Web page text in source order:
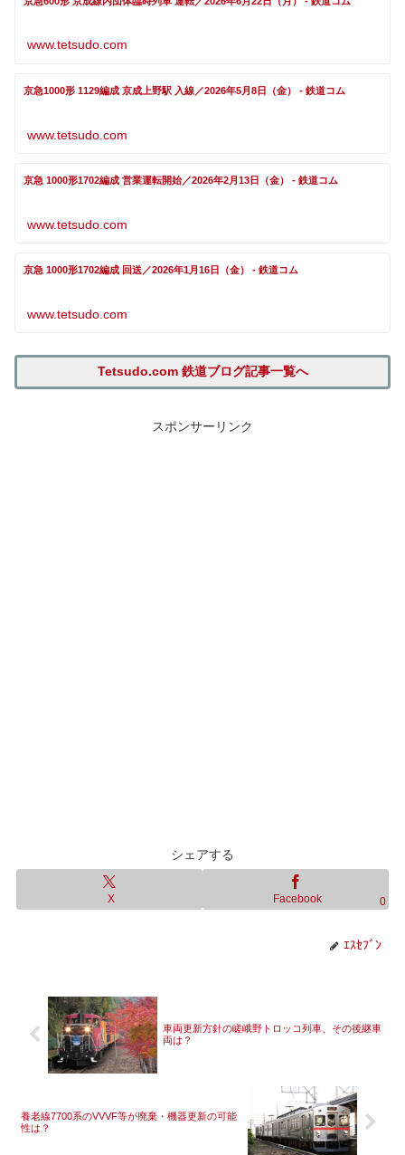
www.tetsudo.com
京急1000形 1129編成 京成上野駅 入線／2026年5月8日（金） - 鉄道コム
www.tetsudo.com
京急 1000形1702編成 営業運転開始／2026年2月13日（金） - 鉄道コム
www.tetsudo.com
京急 1000形1702編成 回送／2026年1月16日（金） - 鉄道コム
www.tetsudo.com
Tetsudo.com 鉄道ブログ記事一覧へ
スポンサーリンク
シェアする
X Facebook 0
ｴｽｾﾌﾞﾝ
車両更新方針の嵯峨野トロッコ列車、その後継車
両は？
養老線7700系のVVVF等が廃棄・機器更新の可能
性は？